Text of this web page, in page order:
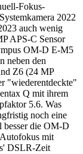
Fokus-
2022
auch wenig
APS-C Sensor
OM-D E-M5
neben den
Z6 (24 MP
"wiederentdeckte"
Q mit ihrem
5.6. Was
noch eine
die OM-D
mit
DSLR-Zeit